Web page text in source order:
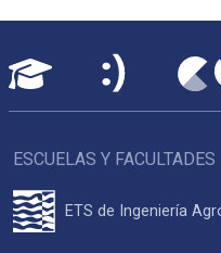
ESCUELAS Y FACULTADES
ETS de Ingeniería